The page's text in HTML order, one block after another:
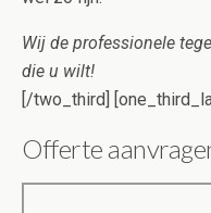
Wij de professionele
die u wilt!
[/two_third]
Offerte